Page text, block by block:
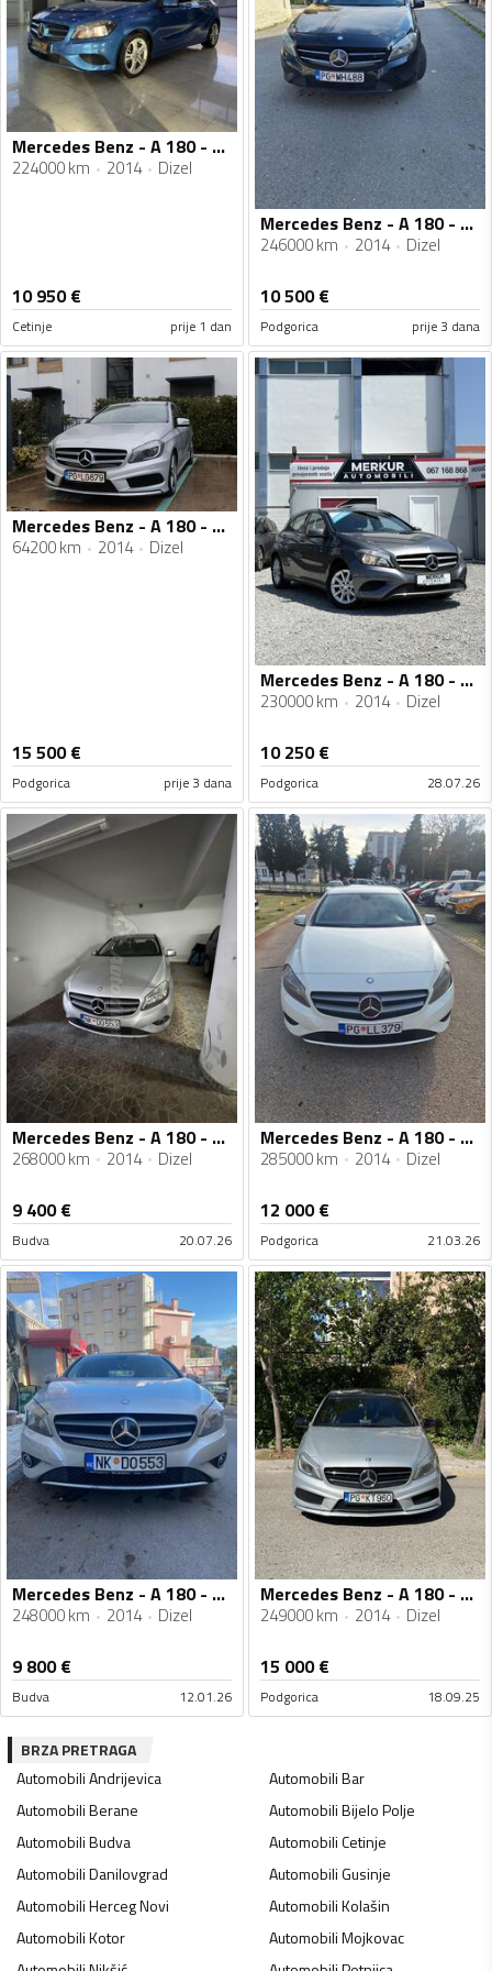
Mercedes Benz - A 180 - CDI
224000 km 2014 Dizel
10 950€
Cetinje prije 1 dan
Mercedes Benz - A 180 - 1.5dci
246000 km 2014 Dizel
10 500€
Podgorica prije 3 dana
Mercedes Benz - A 180 - 1.5 DCI
64200 km 2014 Dizel
15 500€
Podgorica prije 3 dana
Mercedes Benz - A 180 - CDI
230000 km 2014 Dizel
10 250€
Podgorica 28.07.26
Mercedes Benz - A 180 - 180 CDI
268000 km 2014 Dizel
9 400€
Budva 20.07.26
Mercedes Benz - A 180 - 1.5 TDI
285000 km 2014 Dizel
12 000€
Podgorica 21.03.26
Mercedes Benz - A 180 - Mercedes Benz A 180 CDI 80 kw
248000 km 2014 Dizel
9 800€
Budva 12.01.26
Mercedes Benz - A 180 - 1.5dci
249000 km 2014 Dizel
15 000€
Podgorica 18.09.25
BRZA PRETRAGA
AutomobiliAndrijevica AutomobiliBar
AutomobiliBerane AutomobiliBijelo Polje
AutomobiliBudva AutomobiliCetinje
AutomobiliDanilovgrad AutomobiliGusinje
AutomobiliHerceg Novi AutomobiliKolašin
AutomobiliKotor AutomobiliMojkovac